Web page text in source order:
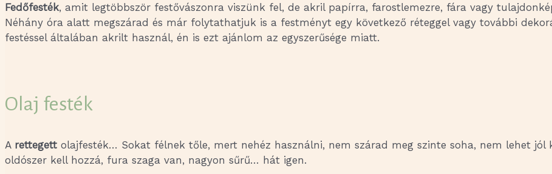
Fedőfesték, amit legtöbbször festővászonra viszünk fel, de akril papírra, farostlemezre, fára vagy
Néhány óra alatt megszárad és már folytathatjuk is a festményt egy következő réteggel vagy további
festéssel általában akrilt használ, én is ezt ajánlom az egyszerűsége miatt.
Olaj festék
A rettegett olajfesték… Sokat félnek tőle, mert nehéz használni, nem szárad meg szinte soha, nem lehet jól
oldószer kell hozzá, fura szaga van, nagyon sűrű… hát igen.